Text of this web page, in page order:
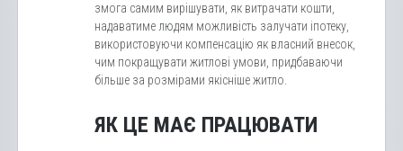
змога самим вирішувати, як витрачати кошти,
надаватиме людям можливість залучати іпотеку,
використовуючи компенсацію як власний внесок,
чим покращувати житлові умови, придбаваючи
більше за розмірами якісніше житло.
ЯК ЦЕ МАЄ ПРАЦЮВАТИ